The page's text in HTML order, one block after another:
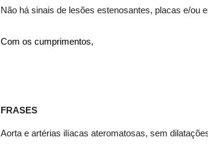
Não há sinais de lesões estenosantes, placas e/ou
Com os cumprimentos,
FRASES
Aorta e artérias ilíacas ateromatosas, sem